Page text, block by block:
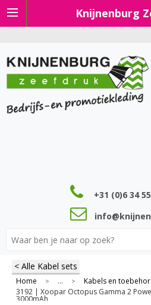
Knijnenburg
+31 (0)6 34
< Alle Kabel sets
Home > ... > Kabels en
3192 | Xoopar Octopus Gamma 2
3000mAh